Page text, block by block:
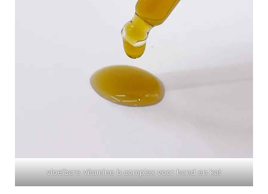
vloeibare vitamine b complex voor hond en kat